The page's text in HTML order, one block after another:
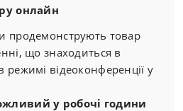
онлайн
продемонструють товар
що знаходиться в
режимі відеоконференції у
у робочі години